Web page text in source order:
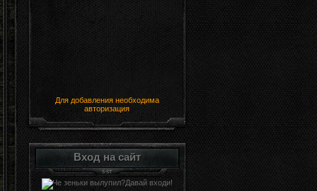
Для добавления необходима
авторизация
Вход на сайт